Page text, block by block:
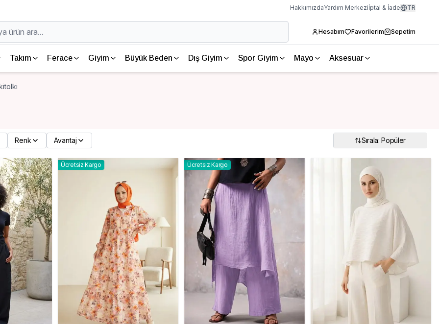
HakkımızdaYardım Merkeziİptal & İade TR
Hesabım Favorilerim Sepetim
Takım Ferace Giyim Büyük Beden Dış Giyim Spor Giyim Mayo Aksesuar
Renk Avantaj Sırala: Popüler
Ücretsiz Kargo Ücretsiz Kargo